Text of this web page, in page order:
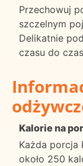
Przechowuj
szczelnym
Delikatnie
czasu do
Kalorie na
Każda porcja
około 250